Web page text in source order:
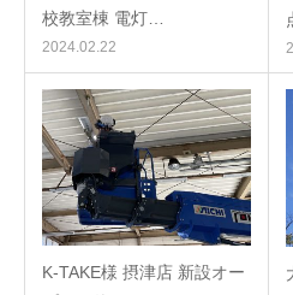
校教室棟 電灯…
2024.02.22
K-TAKE様 摂津店 新設オー